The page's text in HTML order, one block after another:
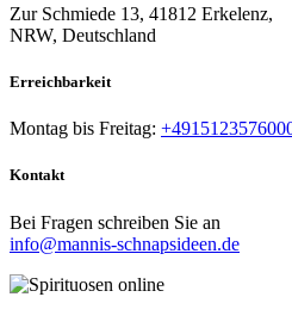
Zur Schmiede 13, 41812 Erkelenz,
NRW, Deutschland
Erreichbarkeit​
Montag bis Freitag:
Kontakt
Bei Fragen schreiben Sie an
info@mannis-schnapsideen.de